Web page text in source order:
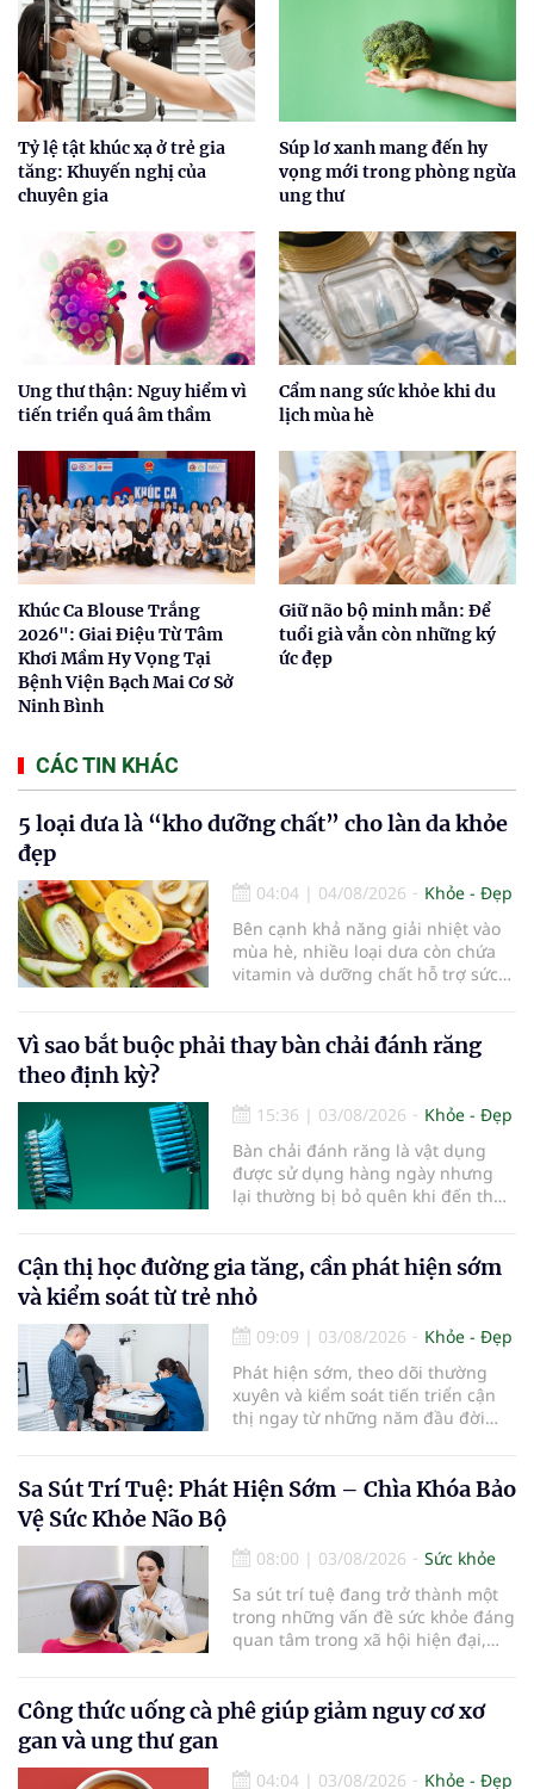
Tỷ lệ tật khúc xạ ở trẻ gia
tăng: Khuyến nghị của
chuyên gia
Súp lơ xanh mang đến hy
vọng mới trong phòng ngừa
ung thư
Ung thư thận: Nguy hiểm vì
tiến triển quá âm thầm
Cẩm nang sức khỏe khi du
lịch mùa hè
Khúc Ca Blouse Trắng
2026": Giai Điệu Từ Tâm
Khơi Mầm Hy Vọng Tại
Bệnh Viện Bạch Mai Cơ Sở
Ninh Bình
Giữ não bộ minh mẫn: Để
tuổi già vẫn còn những ký
ức đẹp
CÁC TIN KHÁC
5 loại dưa là “kho dưỡng chất” cho làn da khỏe
đẹp
04:04 | 04/08/2026
Khỏe - Đẹp
Bên cạnh khả năng giải nhiệt vào
mùa hè, nhiều loại dưa còn chứa
vitamin và dưỡng chất hỗ trợ sức
Vì sao bắt buộc phải thay bàn chải đánh răng
theo định kỳ?
15:36 | 03/08/2026
Khỏe - Đẹp
Bàn chải đánh răng là vật dụng
được sử dụng hàng ngày nhưng
lại thường bị bỏ quên khi đến thời
bàn chải quá lâu có thể làm giảm
hiệu quả làm sạch và ảnh hưởng
đến sức khỏe răng miệng...
Cận thị học đường gia tăng, cần phát hiện sớm
và kiểm soát từ trẻ nhỏ
09:09 | 03/08/2026
Khỏe - Đẹp
Phát hiện sớm, theo dõi thường
xuyên và kiểm soát tiến triển cận
thị ngay từ những năm đầu đời
trẻ. Đây cũng là định hướng của
Trung tâm Nhãn nhi và Kiểm soát
Đô đưa vào hoạt động ngày 1/8.
Sa Sút Trí Tuệ: Phát Hiện Sớm – Chìa Khóa Bảo
Vệ Sức Khỏe Não Bộ
08:00 | 03/08/2026
Sức khỏe
Sa sút trí tuệ đang trở thành một
trong những vấn đề sức khỏe đáng
quan tâm trong xã hội hiện đại,
triệu người trên thế giới đang
sống chung với bệnh, trong đó
70% trường hợp.
Công thức uống cà phê giúp giảm nguy cơ xơ
gan và ung thư gan
04:04 | 03/08/2026 Khỏe - Đẹp